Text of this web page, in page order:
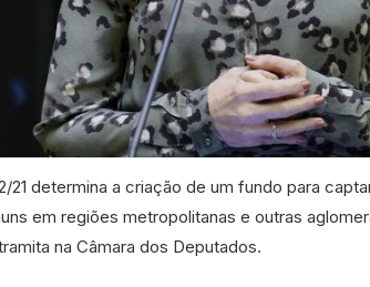
21 determina a criação de um fundo para
em regiões metropolitanas e outras
na Câmara dos Deputados.